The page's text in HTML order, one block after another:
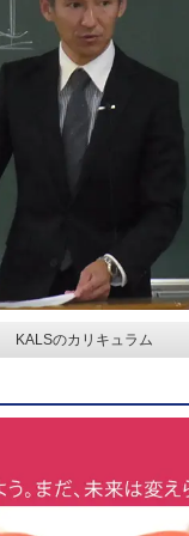
KALSのカリキュラム